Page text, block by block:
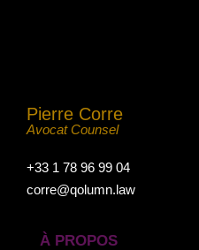
Pierre Corre
Avocat Counsel
+33 1 78 96 99 04
corre@qolumn.law
À PROPOS